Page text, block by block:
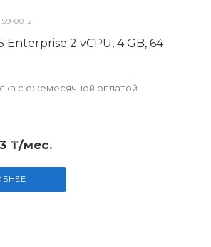
0012
Enterprise 2 vCPU, 4 GB, 64
с ежемесячной оплатой
₸/мес.